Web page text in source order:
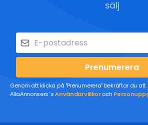
sälj
Prenumerera
Genom att klicka på "Prenumerera" bekräftar du
AllaAnnonsers´sAnvändarvillkoroch